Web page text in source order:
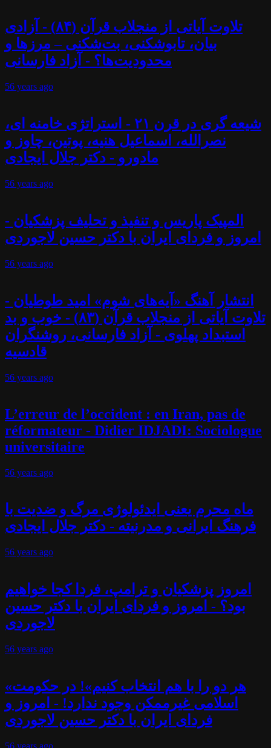
تلاوت آیاتی از منجلاب قرآن (۸۴) - آزادی
بیان، تابوشکنی، بت‌شکنی – مرزها و
محدودیت‌ها؟ - آزاد فارسانی
56 years ago
شیعه گری در قرن ۲۱ - استراتژی خامنه ای،
نصرالله، اسماعیل هنیه، پوتین، چاوز و
مادورو - دکتر جلال ایجادی
56 years ago
المپیک پاریس و تنفیذ و تحلیف پزشکیان -
امروز و فردای ایران با دکتر حسین لاجوردی
56 years ago
انتشار آهنگ «آیه‌های شوم» امید طوطیان -
تلاوت آیاتی از منجلاب قرآن (۸۳) - خوب و بد
استبداد پهلوی - آزاد فارسانی، روشنگران
قادسیه
56 years ago
L’erreur de l’occident : en Iran, pas de
réformateur - Didier IDJADI: Sociologue
universitaire
56 years ago
ماه محرم یعنی ایدئولوژی مرگ و ضدیت با
فرهنگ ایرانی و مدرنیته - دکتر جلال ایجادی
56 years ago
امروز پزشکیان و ترامپ، فردا کجا خواهیم
بود؟ - امروز و فردای ایران با دکتر حسین
لاجوردی
56 years ago
«هر دو را با هم انتخاب کنیم»! در حکومت
اسلامی غیرممکن وجود ندارد! - امروز و
فردای ایران با دکتر حسین لاجوردی
56 years ago